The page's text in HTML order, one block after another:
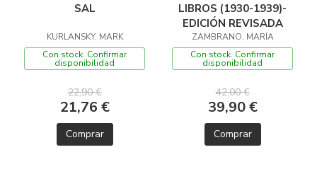
SAL
KURLANSKY, MARK
Con stock. Confirmar
disponibilidad
22,90 €
21,76 €
Comprar
LIBROS (1930-1939)-
EDICIÓN REVISADA
ZAMBRANO, MARÍA
Con stock. Confirmar
disponibilidad
42,00 €
39,90 €
Comprar